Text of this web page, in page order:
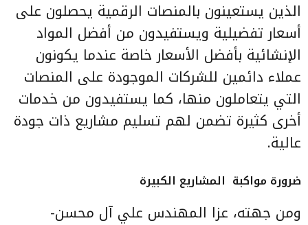
الذين يستعينون بالمنصات الرقمية يحصلون على
أسعار تفضيلية ويستفيدون من أفضل المواد
الإنشائية بأفضل الأسعار خاصة عندما يكونون
عملاء دائمين للشركات الموجودة على المنصات
التي يتعاملون منها، كما يستفيدون من خدمات
أخرى كثيرة تضمن لهم تسليم مشاريع ذات جودة
عالية.
ضرورة مواكبة المشاريع الكبيرة
ومن جهته، عزا المهندس علي آل محسن-